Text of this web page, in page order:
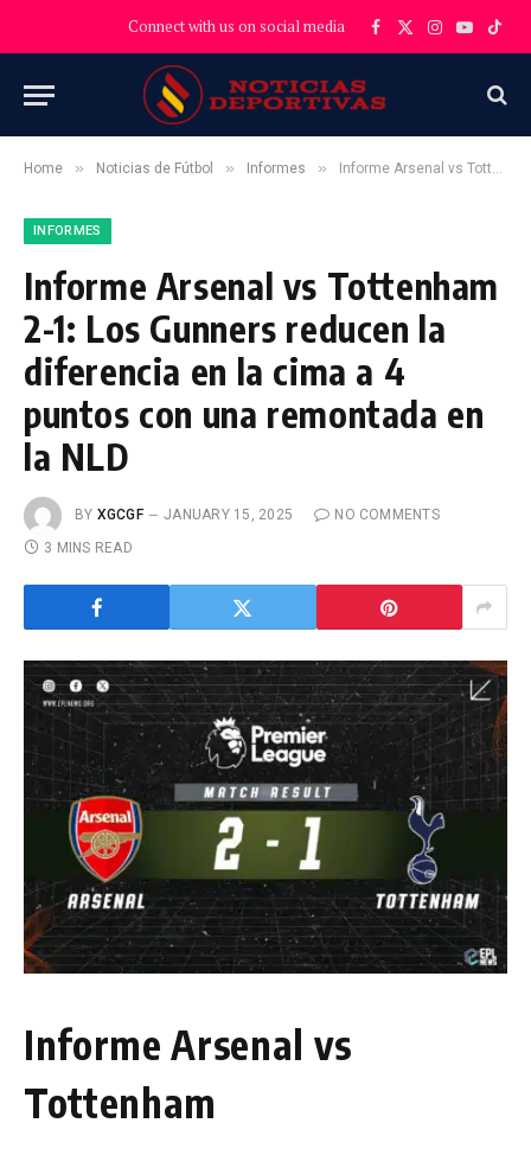
Connect with us on social media Facebook
X
Instagram
YouTube
Home » Noticias de Fútbol » Informes » Informe Arsenal vs Tottenham 2-1: Los Gunners reducen la diferencia en la cima a 4 puntos con una remontada en la NLD
INFORMES
Informe Arsenal vs Tottenham
2-1: Los Gunners reducen la
diferencia en la cima a 4
puntos con una remontada en
la NLD
BY XGCGF JANUARY 15, 2025
NO COMMENTS
3 MINS READ
Informe Arsenal vs
Tottenham